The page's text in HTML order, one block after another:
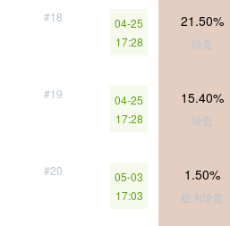
#18
04-25
17:28
21.50%
珍贵
#19
04-25
17:28
15.40%
珍贵
#20
05-03
17:03
1.50%
极为珍贵